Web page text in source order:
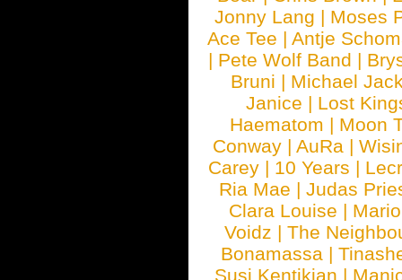
Jonny Lang | Moses
Ace Tee |Antje
| Pete Wolf Band |
Bruni | Michael
Janice | Lost
Haematom | Moon
Conway |AuRa |
Carey | 10 Years |
Ria Mae |Judas
Clara Louise |
Voidz |The
Bonamassa |
Susi Kentikian |